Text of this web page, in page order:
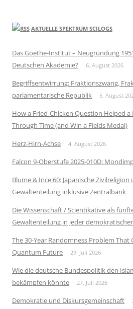
AKTUELLE SPEKTRUM SCILOGS
Das Goethe-Institut – Neugründung
Deutschen Akademie?
6. August 2026
Begriffsentwirrung: Fraktionszwang,
parlamentarische Republik
5. August
How a Fried-Chicken Question Helped
Through Time (and Win a Fields Medal)
Herz-Hirn-Achse 4. August 2026
Falcon 9-Oberstufe 2025-010D:
Blume & Ince 60: Japanische
Gewaltenteilung inklusive Zentralbank
Die Wissenschaft / Scientikative als
Gewaltenteilung in jeder
The 30-Year Randomness Problem That
Quantum Future
29. Juli 2026
Wie die deutsche Bundespolitik den
bekämpfen könnte
27. Juli 2026
Demokratie und Diskursgemeinschaft